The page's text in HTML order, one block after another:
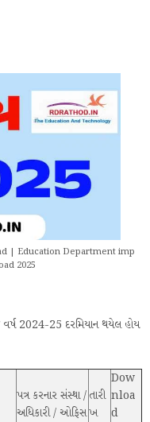
| Education Department imp
2025
વર્ષ 2024-25 દરમિયાન થયેલ હોય
પત્ર કરનાર સંસ્થા /
અધિકારી / ઓફિસ
તારી
ખ
Dow
nloa
d